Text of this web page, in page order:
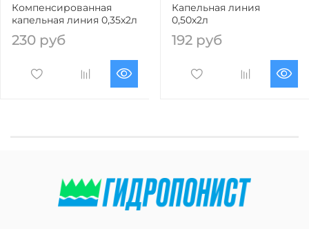
Компенсированная
капельная линия 0,35х2л
230 руб
Капельная линия
0,50х2л
192 руб